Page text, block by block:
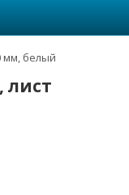
мм, белый
лист